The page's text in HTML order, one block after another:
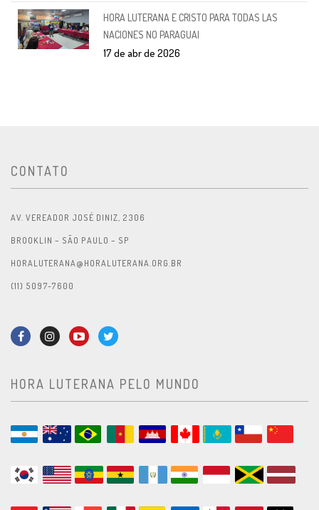
HORA LUTERANA E CRISTO PARA TODAS LAS
NACIONES NO PARAGUAI
17 de abr de 2026
CONTATO
AV. VEREADOR JOSÉ DINIZ, 2306
BROOKLIN – SÃO PAULO – SP
HORALUTERANA@HORALUTERANA.ORG.BR
(11) 5097-7600
HORA LUTERANA PELO MUNDO